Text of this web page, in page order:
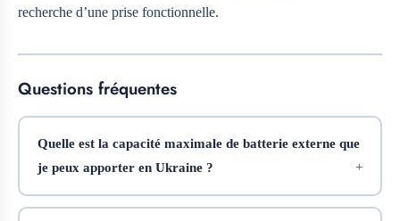
recherche d’une prise fonctionnelle.
Questions fréquentes
Quelle est la capacité maximale de batterie externe que
je peux apporter en Ukraine ?